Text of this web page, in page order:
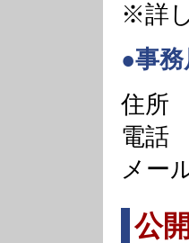
※詳
●事
住所
電話
メー
公